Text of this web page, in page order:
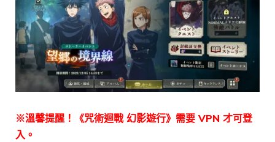
※溫馨提醒！《咒術迴戰 幻影遊行》需要 VPN 才可登
入。